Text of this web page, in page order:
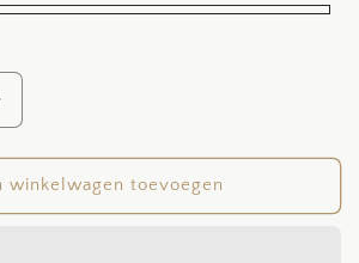
winkelwagen toevoegen